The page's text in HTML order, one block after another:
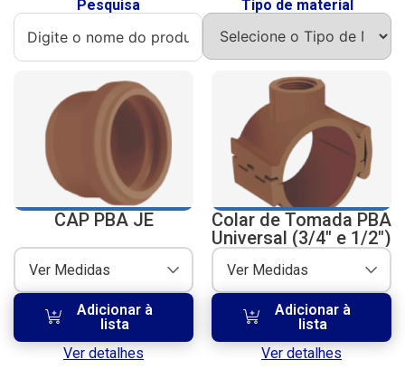
Pesquisa Tipo de material
CAP PBA JE
Ver Medidas
Adicionar à
lista
Ver detalhes
Colar de Tomada PBA
Universal (3/4″ e 1/2″)
Ver Medidas
Adicionar à
lista
Ver detalhes